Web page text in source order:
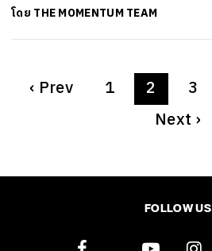
โดย THE MOMENTUM TEAM
‹ Prev 1 2 3
Next ›
FOLLOW US